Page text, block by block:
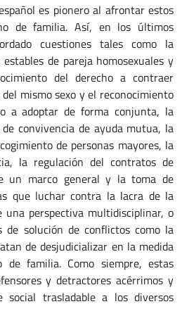
es pionero al afrontar estos
de familia. Así, en los últimos
cuestiones tales como la
de pareja homosexuales y
del derecho a contraer
mismo sexo y el reconocimiento
a adoptar de forma conjunta, la
convivencia de ayuda mutua, la
de personas mayores, la
la regulación del contratos de
un marco general y la toma de
que luchar contra la lacra de la
una perspectiva multidisciplinar, o
de solución de conflictos como la
de desjudicializar en la medida
familia. Como siempre, estas
y detractores acérrimos y
trasladable a los diversos